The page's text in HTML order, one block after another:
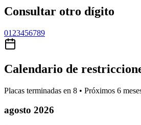
Consultar otro dígito
01 23456789
Calendario de
Placas terminadas en 8 • Próximos 6
agosto 2026